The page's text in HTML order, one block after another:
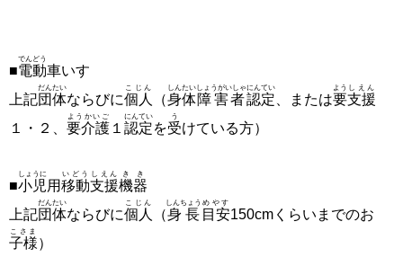
■電動
でんどう
車いす
上記団体
だんたい
ならびに個人
こじん
（身体
しんたい
障害者
しょうがいしゃ
認定
にんてい
、または要
よう
支援
しえん
１・２、 要介護
ようかいご
１ 認定
にんてい
を受
う
けている方）
■小児
しょうに
用移動
いどう
支援
しえん
機器
きき
上記団体
だんたい
ならびに個人
こじん
（身長
しんちょう
目安
めやす
150cmくらいまでのお
子様
こさま
）